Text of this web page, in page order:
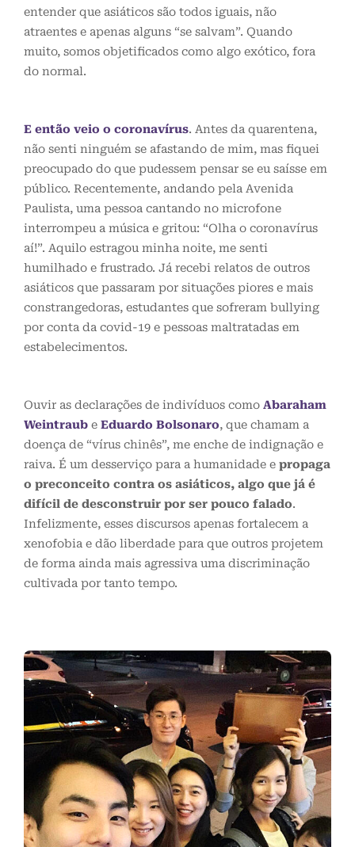
entender que asiáticos são todos iguais, não
atraentes e apenas alguns “se salvam”. Quando
muito, somos objetificados como algo exótico, fora
do normal.
E então veio o coronavírus. Antes da quarentena,
não senti ninguém se afastando de mim, mas fiquei
preocupado do que pudessem pensar se eu saísse em
público. Recentemente, andando pela Avenida
Paulista, uma pessoa cantando no microfone
interrompeu a música e gritou: “Olha o coronavírus
aí!”. Aquilo estragou minha noite, me senti
humilhado e frustrado. Já recebi relatos de outros
asiáticos que passaram por situações piores e mais
constrangedoras, estudantes que sofreram bullying
por conta da covid-19 e pessoas maltratadas em
estabelecimentos.
Ouvir as declarações de indivíduos como Abaraham
Weintraub e Eduardo Bolsonaro, que chamam a
doença de “vírus chinês”, me enche de indignação e
raiva. É um desserviço para a humanidade e propaga
o preconceito contra os asiáticos, algo que já é
difícil de desconstruir por ser pouco falado.
Infelizmente, esses discursos apenas fortalecem a
xenofobia e dão liberdade para que outros projetem
de forma ainda mais agressiva uma discriminação
cultivada por tanto tempo.